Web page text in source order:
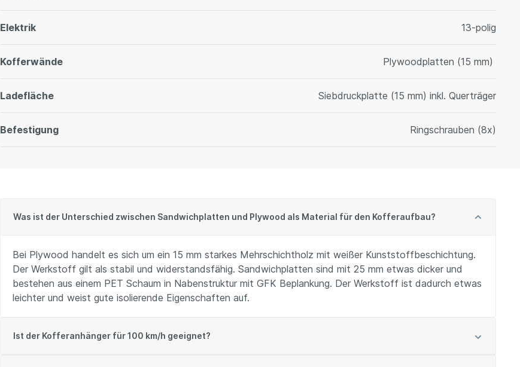
Elektrik 13-polig
Kofferwände Plywoodplatten (15 mm)
Ladefläche Siebdruckplatte (15 mm) inkl. Querträger
Befestigung Ringschrauben (8x)
Was ist der Unterschied zwischen Sandwichplatten und Plywood als Material für den Kofferaufbau?
Bei Plywood handelt es sich um ein 15 mm starkes Mehrschichtholz mit weißer Kunststoffbeschichtung.
Der Werkstoff gilt als stabil und widerstandsfähig. Sandwichplatten sind mit 25 mm etwas dicker und
bestehen aus einem PET Schaum in Nabenstruktur mit GFK Beplankung. Der Werkstoff ist dadurch etwas
leichter und weist gute isolierende Eigenschaften auf.
Ist der Kofferanhänger für 100 km/h geeignet?